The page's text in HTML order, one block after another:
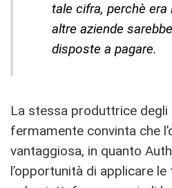
tale cifra, perchè era
altre aziende
disposte a pagare.
La stessa produttrice degli
fermamente convinta che
vantaggiosa, in quanto
l’opportunità di applicare